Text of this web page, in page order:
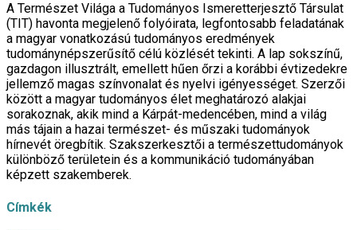
A Természet Világa a Tudományos Ismeretterjesztő Társulat
(TIT) havonta megjelenő folyóirata, legfontosabb feladatának
a magyar vonatkozású tudományos eredmények
tudománynépszerűsítő célú közlését tekinti. A lap sokszínű,
gazdagon illusztrált, emellett hűen őrzi a korábbi évtizedekre
jellemző magas színvonalat és nyelvi igényességet. Szerzői
között a magyar tudományos élet meghatározó alakjai
sorakoznak, akik mind a Kárpát-medencében, mind a világ
más tájain a hazai természet- és műszaki tudományok
hírnevét öregbítik. Szakszerkesztői a természettudományok
különböző területein és a kommunikáció tudományában
képzett szakemberek.
Címkék